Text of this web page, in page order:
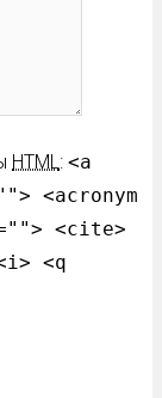
HTML : <a
<acronym
<cite>
<q